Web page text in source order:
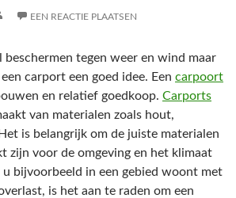
EEN REACTIE PLAATSEN
beschermen tegen weer en wind maar
carport een goed idee. Een carpoort
en relatief goedkoop. Carports
van materialen zoals hout,
is belangrijk om de juiste materialen
zijn voor de omgeving en het klimaat
bijvoorbeeld in een gebied woont met
is het aan te raden om een